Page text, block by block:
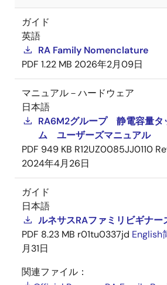
ガイド
英語
RA Family Nomenclature
PDF 1.22 MB 2026年2月09日
マニュアル－ハードウェア
日本語
RA6M2グループ 静電容量タ
ム ユーザーズマニュアル
PDF 949 KB R12UZ0085JJ0110
2024年4月26日
ガイド
日本語
ルネサスRAファミリビギナー
PDF 8.23 MB r01tu0337jd English
月31日
関連ファイル：